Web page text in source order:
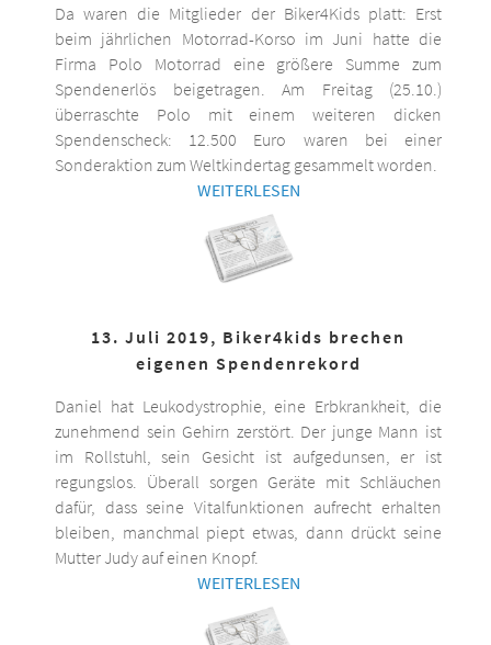
Da waren die Mitglieder der Biker4Kids platt: Erst
beim jährlichen Motorrad-Korso im Juni hatte die
Firma Polo Motorrad eine größere Summe zum
Spendenerlös beigetragen. Am Freitag (25.10.)
überraschte Polo mit einem weiteren dicken
Spendenscheck: 12.500 Euro waren bei einer
Sonderaktion zum Weltkindertag gesammelt worden.
WEITERLESEN
13. Juli 2019, Biker4kids brechen
eigenen Spendenrekord
Daniel hat Leukodystrophie, eine Erbkrankheit, die
zunehmend sein Gehirn zerstört. Der junge Mann ist
im Rollstuhl, sein Gesicht ist aufgedunsen, er ist
regungslos. Überall sorgen Geräte mit Schläuchen
dafür, dass seine Vitalfunktionen aufrecht erhalten
bleiben, manchmal piept etwas, dann drückt seine
Mutter Judy auf einen Knopf.
WEITERLESEN